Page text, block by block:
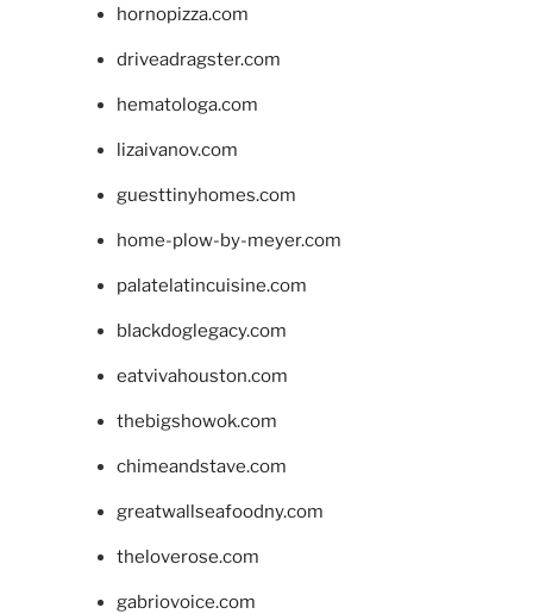
hornopizza.com
driveadragster.com
hematologa.com
lizaivanov.com
guesttinyhomes.com
home-plow-by-meyer.com
palatelatincuisine.com
blackdoglegacy.com
eatvivahouston.com
thebigshowok.com
chimeandstave.com
greatwallseafoodny.com
theloverose.com
gabriovoice.com